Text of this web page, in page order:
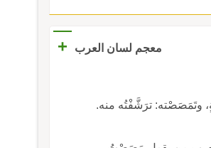
معجم لسان العرب +
ترَشَّفْتُه منه.